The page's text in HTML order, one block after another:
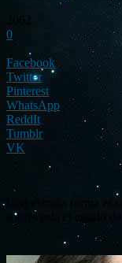
0
Facebook
Twitter
Pinterest
WhatsApp
ReddIt
Tumblr
VK
Una extraña forma es
sobrevuela el estado